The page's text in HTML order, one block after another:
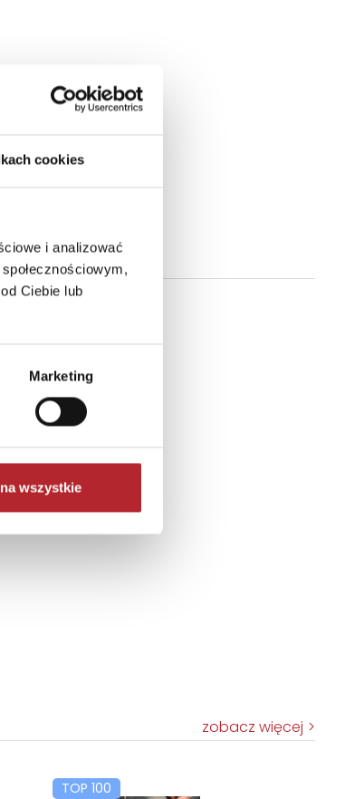
cookies
i analizować
Ciebie lub
Marketing
wszystkie
zobacz więcej
TOP 100